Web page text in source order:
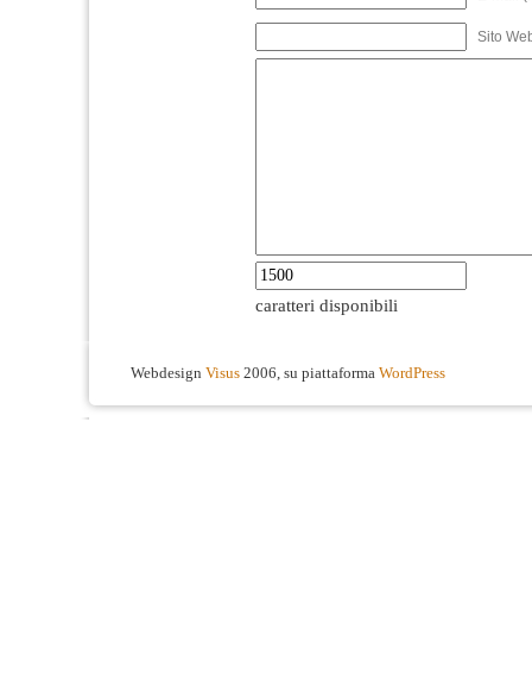
Sito
caratteri disponibili
Webdesign Visus 2006, su piattaforma WordPress